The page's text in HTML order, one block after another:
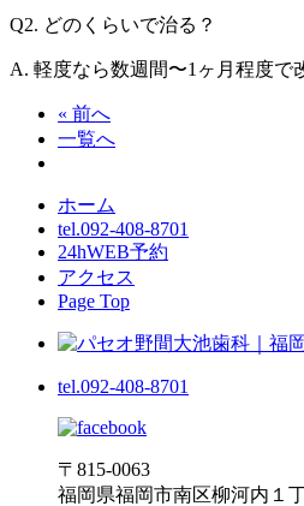
Q2. どのくらいで治る？
A. 軽度なら数週間〜1ヶ月程度で
« 前へ
一覧へ
ホーム
tel.092-408-8701
24hWEB予約
アクセス
Page Top
tel.092-408-8701
〒815-0063
福岡県福岡市南区柳河内１